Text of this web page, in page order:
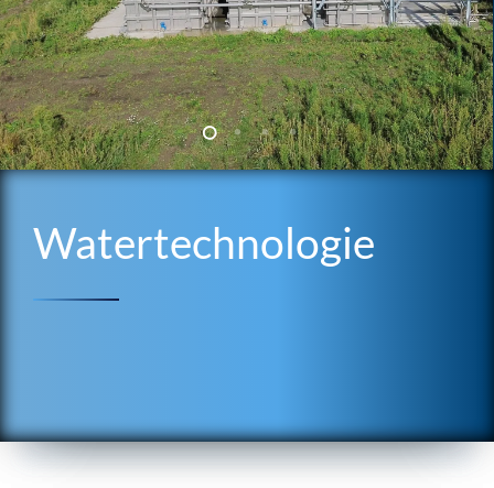
Watertechnologie